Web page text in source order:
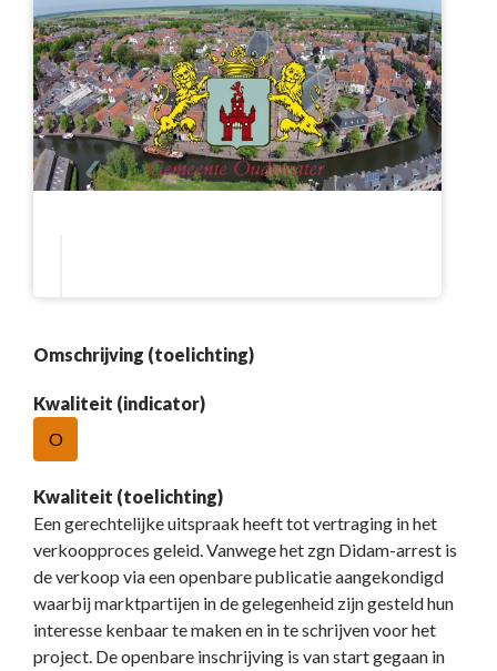
Omschrijving (toelichting)
Kwaliteit (indicator)
O
Kwaliteit (toelichting)
Een gerechtelijke uitspraak heeft tot vertraging in het
verkoopproces geleid. Vanwege het zgn Didam-arrest is
de verkoop via een openbare publicatie aangekondigd
waarbij marktpartijen in de gelegenheid zijn gesteld hun
interesse kenbaar te maken en in te schrijven voor het
project. De openbare inschrijving is van start gegaan in